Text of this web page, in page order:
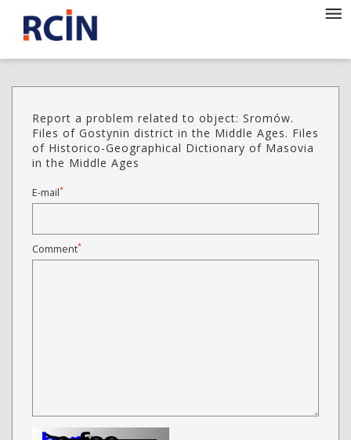
Report a problem related to object: Sromów.
Files of Gostynin district in the Middle Ages. Files
of Historico-Geographical Dictionary of Masovia
in the Middle Ages
E-mail*
Comment*